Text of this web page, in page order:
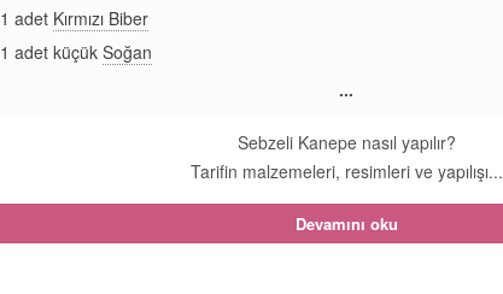
1 adet Kırmızı Biber
1 adet küçük Soğan
...
Sebzeli Kanepe nasıl yapılır?
Tarifin malzemeleri, resimleri ve yapılışı...
Devamını oku